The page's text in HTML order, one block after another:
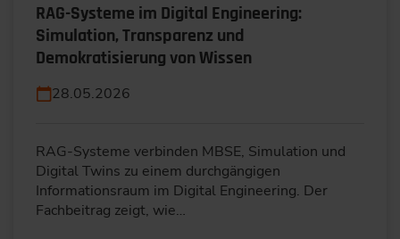
RAG-Systeme im Digital Engineering:
Simulation, Transparenz und
Demokratisierung von Wissen
28.05.2026
RAG-Systeme verbinden MBSE, Simulation und
Digital Twins zu einem durchgängigen
Informationsraum im Digital Engineering. Der
Fachbeitrag zeigt, wie…